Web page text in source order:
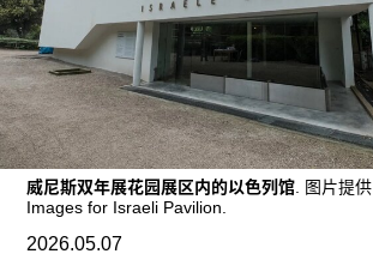
ENGLISH
ART & EDUCATION
广告
订阅
往期内容
威尼斯双年展花园展区内的以色列馆 . 图片提
Images for Israeli Pavilion.
2026.05.07